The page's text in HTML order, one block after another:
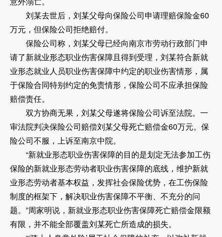
刘某去世后，刘某父母向保险公司申请理赔保险金60
万元，但保险公司拒绝赔付。
保险公司称，刘某父母已经向南京市劳动行政部门申
请了新就业形态职业伤害保障且得到受理，刘某符合新就
业形态就业人员职业伤害保障中约定的职业伤害情形，属
于保险合同特别约定的免责情形，保险公司不应承担保险
赔偿责任。
双方协商无果，刘某父母遂将保险公司诉至法院。一
审法院判决保险公司赔偿刘某父母死亡赔偿金60万元。保
险公司不服，上诉至南京中院。
“新就业形态职业伤害保障的目的是划定无法参加工伤
保险的新就业形态劳动者职业伤害保障的底线，维护新就
业形态劳动者基本权益，发挥社会保险优势，在工伤保险
制度的框架下，解决职业伤害保障不平衡、不充分的问
题。”周家明说，新就业形态职业伤害保障死亡赔偿金限额
有限，并不能全部覆盖刘某死亡所造成的损失。